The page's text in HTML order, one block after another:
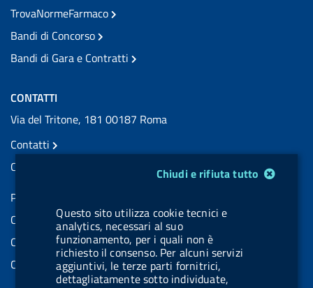
Chiudi e rifiuta tutto
Questo sito utilizza cookie tecnici e
analytics, necessari al suo
funzionamento, per i quali non è
richiesto il consenso. Per alcuni servizi
aggiuntivi, le terze parti fornitrici,
dettagliatamente sotto individuate,
TrovaNormeFarmaco
Bandi di Concorso
Bandi di Gara e Contratti
CONTATTI
Via del Tritone, 181 00187 Roma
Contatti
Contatti PEC
Partita IVA: 08703841000
Codice Fiscale: 97345810580
Codice IPA AIFA: aifa_rm
Codice IPA UCB: UFE1TR